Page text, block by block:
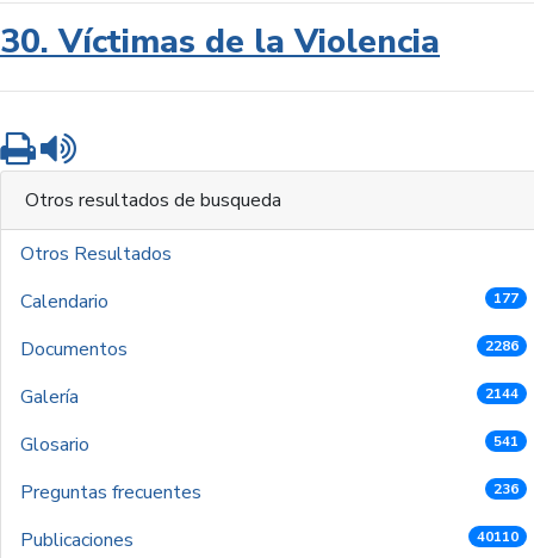
30. Víctimas de la Violencia
Imprimir
Otros resultados de busqueda
Otros Resultados
Calendario
177
Documentos 2286
Galería 2144
Glosario 541
Preguntas frecuentes 236
Publicaciones 40110